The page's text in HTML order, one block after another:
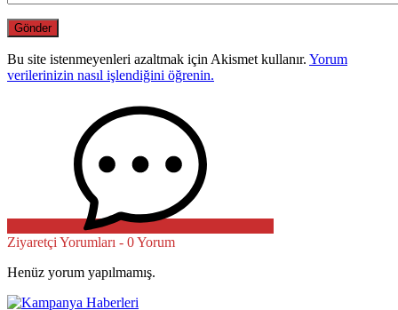
Bu site istenmeyenleri azaltmak için Akismet kullanır. Yorum
verilerinizin nasıl işlendiğini öğrenin.
Ziyaretçi Yorumları - 0 Yorum
Henüz yorum yapılmamış.